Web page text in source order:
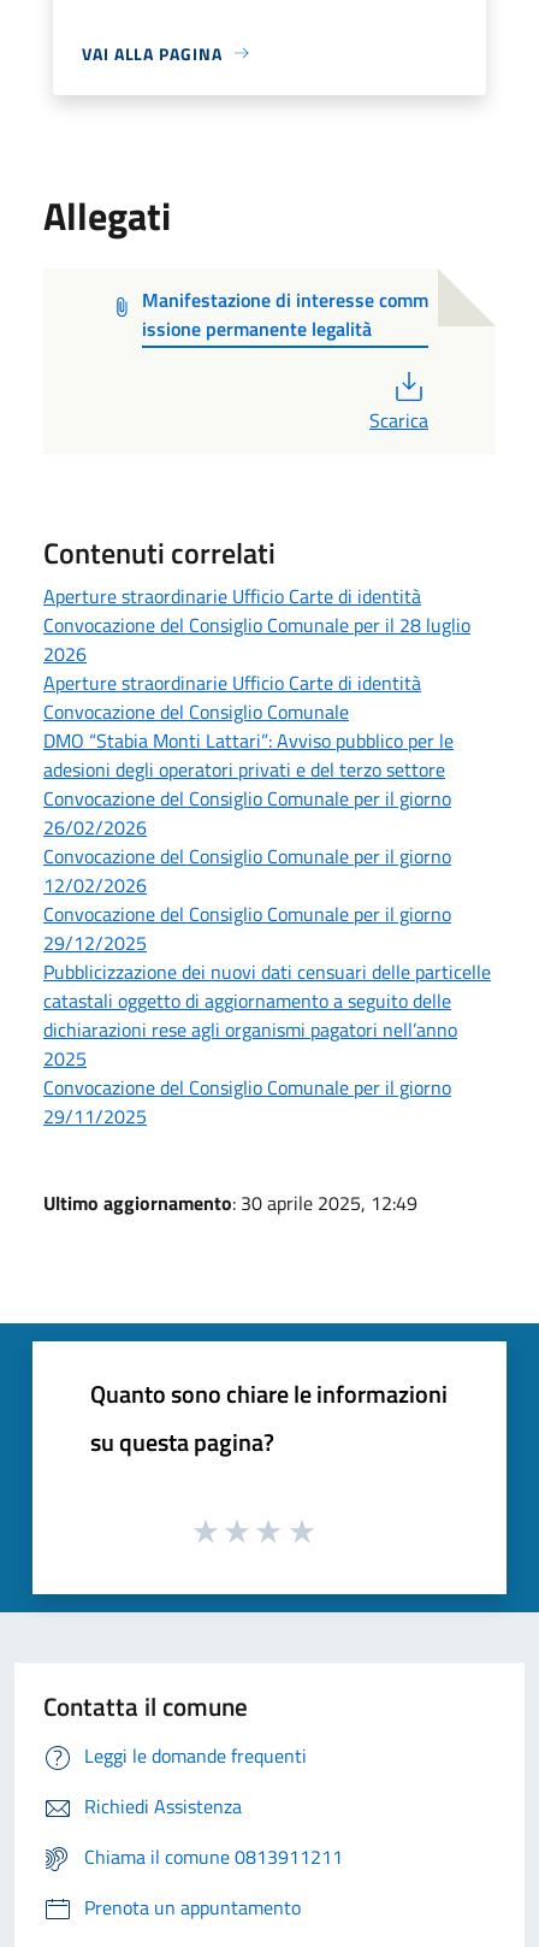
VAI ALLA PAGINA
Allegati
Manifestazione di interesse comm
issione permanente legalità
Scarica
Contenuti correlati
Aperture straordinarie Ufficio Carte di identità
Convocazione del Consiglio Comunale per il 28 luglio
2026
Aperture straordinarie Ufficio Carte di identità
Convocazione del Consiglio Comunale
DMO “Stabia Monti Lattari”: Avviso pubblico per le
adesioni degli operatori privati e del terzo settore
Convocazione del Consiglio Comunale per il giorno
26/02/2026
Convocazione del Consiglio Comunale per il giorno
12/02/2026
Convocazione del Consiglio Comunale per il giorno
29/12/2025
Pubblicizzazione dei nuovi dati censuari delle particelle
catastali oggetto di aggiornamento a seguito delle
dichiarazioni rese agli organismi pagatori nell’anno
2025
Convocazione del Consiglio Comunale per il giorno
29/11/2025
Ultimo aggiornamento: 30 aprile 2025, 12:49
Quanto sono chiare le informazioni
su questa pagina?
Contatta il comune
Leggi le domande frequenti
Richiedi Assistenza
Chiama il comune 0813911211
Prenota un appuntamento